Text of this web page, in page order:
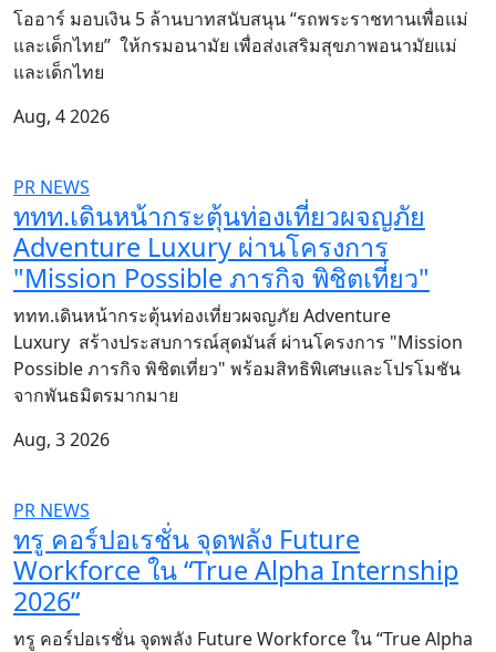
โออาร์ มอบเงิน 5 ล้านบาทสนับสนุน “รถพระราชทานเพื่อแม่
และเด็กไทย” ให้กรมอนามัย เพื่อส่งเสริมสุขภาพอนามัยแม่
และเด็กไทย
Aug, 4 2026
PR NEWS
ททท.เดินหน้ากระตุ้นท่องเที่ยวผจญภัย
Adventure Luxury ผ่านโครงการ
"Mission Possible ภารกิจ พิชิตเที่ยว"
ททท.เดินหน้ากระตุ้นท่องเที่ยวผจญภัย Adventure
Luxury สร้างประสบการณ์สุดมันส์ ผ่านโครงการ "Mission
Possible ภารกิจ พิชิตเที่ยว" พร้อมสิทธิพิเศษและโปรโมชัน
จากพันธมิตรมากมาย
Aug, 3 2026
PR NEWS
ทรู คอร์ปอเรชั่น จุดพลัง Future
Workforce ใน “True Alpha Internship
2026”
ทรู คอร์ปอเรชั่น จุดพลัง Future Workforce ใน “True Alpha